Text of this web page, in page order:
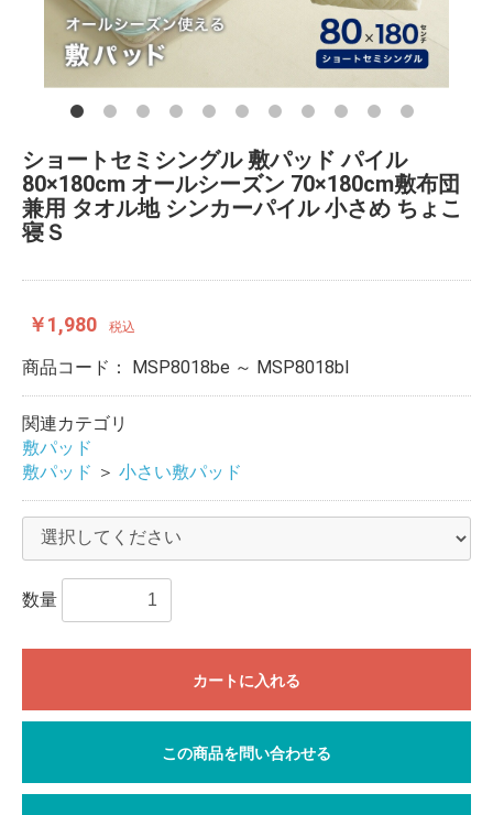
ショートセミシングル 敷パッド パイル
80×180cm オールシーズン 70×180cm敷布団
兼用 タオル地 シンカーパイル 小さめ ちょこ
寝Ｓ
￥1,980 税込
商品コード： MSP8018be ～ MSP8018bl
関連カテゴリ
敷パッド
敷パッド ＞ 小さい敷パッド
数量
カートに入れる
この商品を問い合わせる